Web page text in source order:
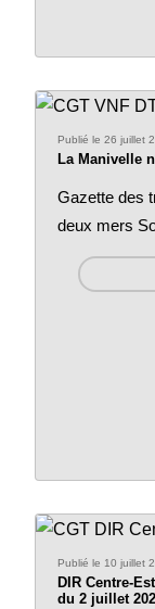
Publié le 26 juillet
La Manivelle
Gazette des
deux mers
Publié le 10 juillet
DIR Centre-
du 2 juillet